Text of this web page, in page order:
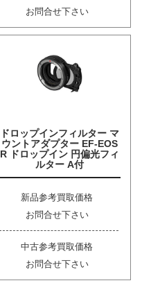
お問合せ下さい
ドロップインフィルター マ
ウントアダプター EF-EOS
R ドロップイン 円偏光フィ
ルター A付
新品参考買取価格
お問合せ下さい
中古参考買取価格
お問合せ下さい